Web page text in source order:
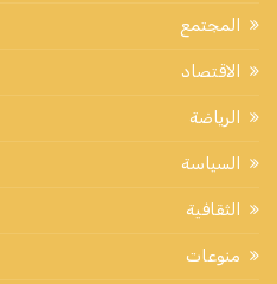
المجتمع
الاقتصاد
الرياضة
السياسة
الثقافية
منوعات